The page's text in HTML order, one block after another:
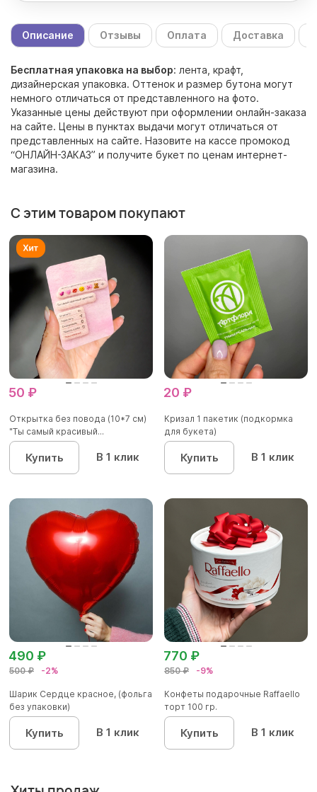
Описание Отзывы Оплата Доставка
Бесплатная упаковка на выбор: лента, крафт,
дизайнерская упаковка. Оттенок и размер бутона могут
немного отличаться от представленного на фото.
Указанные цены действуют при оформлении онлайн-заказа
на сайте. Цены в пунктах выдачи могут отличаться от
представленных на сайте. Назовите на кассе промокод
“ОНЛАЙН-ЗАКАЗ” и получите букет по ценам интернет-
магазина.
С этим товаром покупают
50 ₽
Открытка без повода (10*7 см)
"Ты самый красивый...
Купить В 1 клик
20 ₽
Кризал 1 пакетик (подкормка
для букета)
Купить В 1 клик
500 ₽ -2%
490 ₽
Шарик Сердце красное, (фольга
без упаковки)
Купить В 1 клик
850 ₽ -9%
770 ₽
Конфеты подарочные Raffaello
торт 100 гр.
Купить В 1 клик